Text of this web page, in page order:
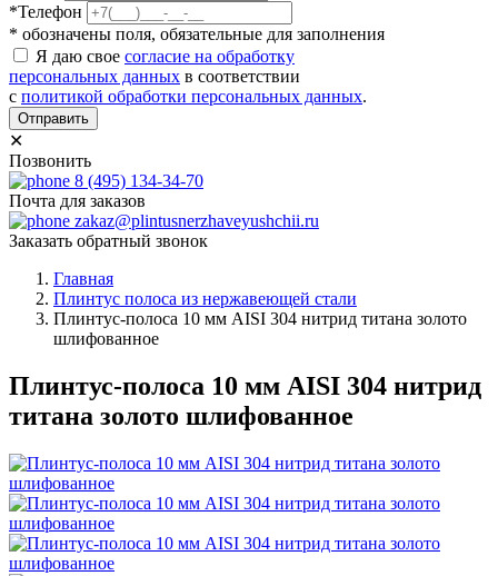
*Телефон
* обозначены поля, обязательные для заполнения
Я даю свое согласие на обработку
персональных данных в соответствии
с политикой обработки персональных данных.
Отправить
✕
Позвонить
8 (495) 134-34-70
Почта для заказов
zakaz@plintusnerzhaveyushchii.ru
Заказать обратный звонок
Главная
Плинтус полоса из нержавеющей стали
Плинтус-полоса 10 мм AISI 304 нитрид титана золото
шлифованное
Плинтус-полоса 10 мм AISI 304 нитрид
титана золото шлифованное